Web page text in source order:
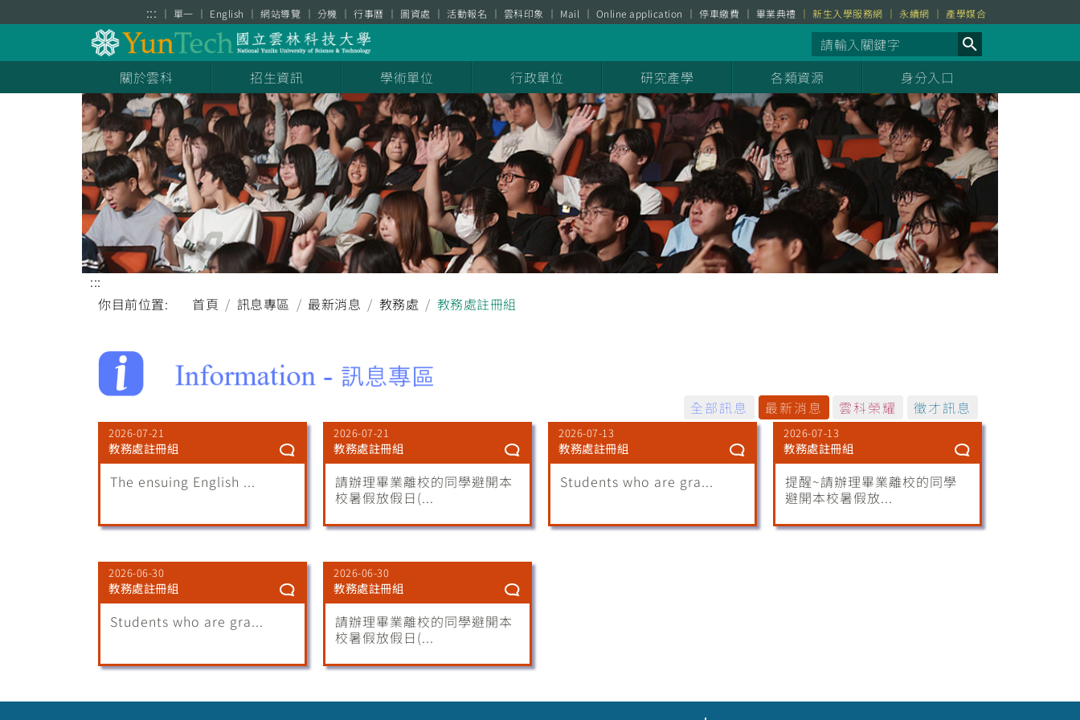
::: 單一 English 網站導覽 分機 行事曆 圖資處 活動報名 雲科印象 Mail Online application 停車繳費 畢業典禮 新生入學服務網 永續網 產學媒合
關於雲科 招生資訊 學術單位 行政單位 研究產學 各類資源 身分入口
:::
你目前位置:
首頁 訊息專區 最新消息 教務處 教務處註冊組
全部訊息 最新消息 雲科榮耀 徵才訊息
2026-07-21
教務處註冊組
The ensuing English ...
2026-07-21
教務處註冊組
請辦理畢業離校的同學避開本
校暑假放假日(...
2026-07-13
教務處註冊組
Students who are gra...
2026-07-13
教務處註冊組
提醒~請辦理畢業離校的同學
避開本校暑假放...
2026-06-30
教務處註冊組
Students who are gra...
2026-06-30
教務處註冊組
請辦理畢業離校的同學避開本
校暑假放假日(...